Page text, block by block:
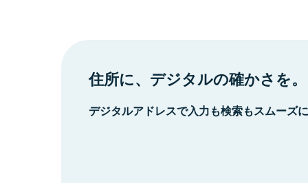
住所に、デジタルの確かさを。
デジタルアドレスで入力も検索もスムーズ